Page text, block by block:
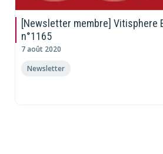
[Newsletter membre] Vitisphere
n°1165
7 août 2020
Newsletter